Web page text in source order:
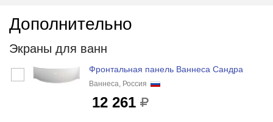
Дополнительно
Экраны для ванн
Фронтальная панель Ваннеса Сандра
Ваннеса, Россия
12 261